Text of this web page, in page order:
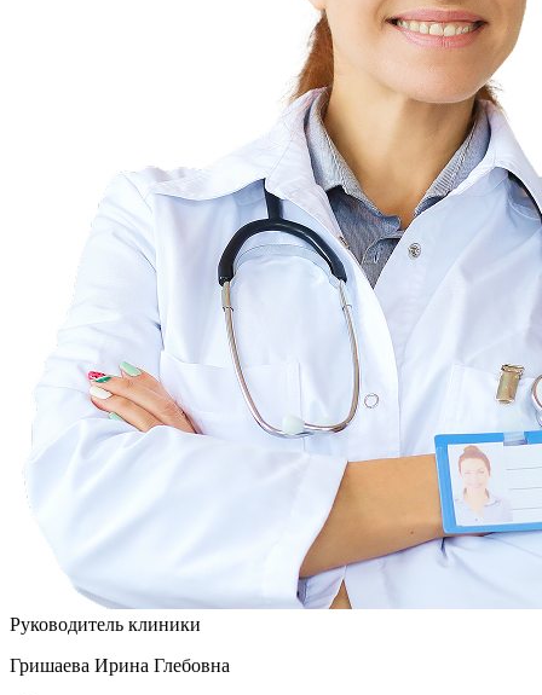
Руководитель клиники
Гришаева Ирина Глебовна